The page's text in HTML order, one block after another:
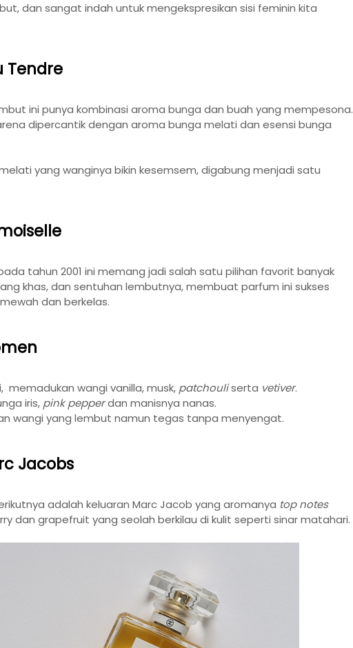
dan sangat indah untuk mengekspresikan sisi feminin kita
Tendre
ini punya kombinasi aroma bunga dan buah yang mempesona.
dipercantik dengan aroma bunga melati dan esensi bunga
yang wanginya bikin kesemsem, digabung menjadi satu
tahun 2001 ini memang jadi salah satu pilihan favorit banyak
khas, dan sentuhan lembutnya, membuat parfum ini sukses
dan berkelas.
wangi vanilla, musk, patchouliserta vetiver.
iris, pink pepperdan manisnya nanas.
wangi yang lembut namun tegas tanpa menyengat.
Jacobs
adalah keluaran Marc Jacob yang aromanya top notes
dan grapefruit yang seolah berkilau di kulit seperti sinar matahari.